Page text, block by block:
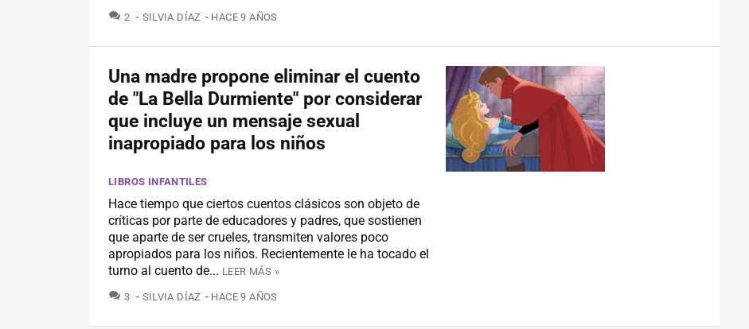
2 COMENTARIOS
SILVIA DÍAZ HACE 9 AÑOS
Una madre propone eliminar el cuento
de "La Bella Durmiente" por considerar
que incluye un mensaje sexual
inapropiado para los niños
LIBROS INFANTILES
Hace tiempo que ciertos cuentos clásicos son objeto de
críticas por parte de educadores y padres, que sostienen
que aparte de ser crueles, transmiten valores poco
apropiados para los niños. Recientemente le ha tocado el
turno al cuento de... LEER MÁS »
3 COMENTARIOS
SILVIA DÍAZ HACE 9 AÑOS